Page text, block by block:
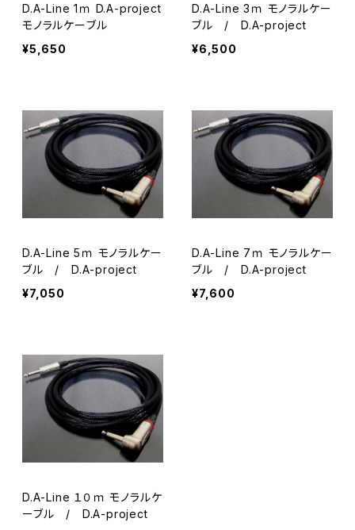
ポリアセタール
セルロース
#19 ホームベース
ポリアセタール
Polyacetal ポリアセタール
Celllose セルロース
#23-2 JAZZ3
Celllose セルロース
Polyacetal ポリアセタール
#24 セミラウンド
セルロース
ポリアセタール
PPS
#9 ビッグマンドリン
ポリアセタール
セルロース
ポリアセタール
#31 BCR
セルロース
#2 トライアングル2
ポリアセタール
#5 ティアドロップ2
セルロース
D.A-Line 1ｍ D.A-project
モノラルケーブル
¥5,650
D.A-Line 3ｍ モノラルケー
ブル / D.A-project
¥6,500
D.A-Line 5ｍ モノラルケー
ブル / D.A-project
¥7,050
D.A-Line 7ｍ モノラルケー
ブル / D.A-project
¥7,600
D.A-Line １０ｍ モノラルケ
ーブル / D.A-project